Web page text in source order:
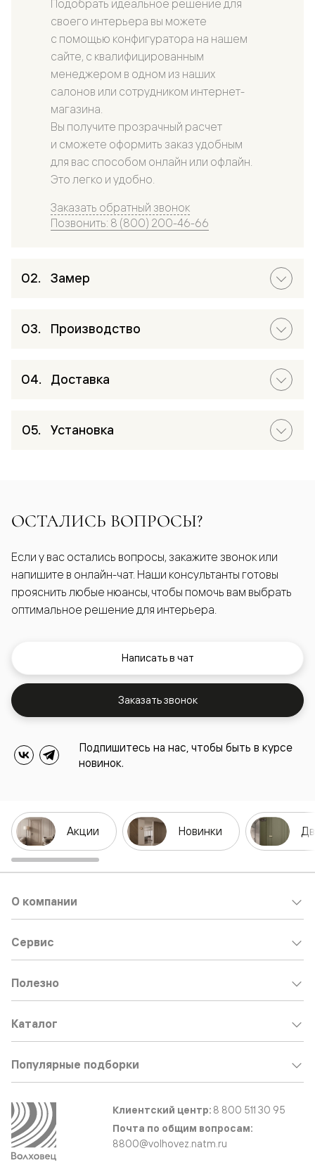
Подобрать идеальное решение для
своего интерьера вы можете
с помощью конфигуратора на нашем
сайте, с квалифицированным
менеджером в одном из наших
салонов или сотрудником интернет-
магазина.
Вы получите прозрачный расчет
и сможете оформить заказ удобным
для вас способом онлайн или офлайн.
Это легко и удобно.
Заказать обратный звонок
Позвонить: 8 (800) 200-46-66
Замер
Производство
Доставка
Установка
ОСТАЛИСЬ ВОПРОСЫ?
Если у вас остались вопросы, закажите звонок или
напишите в онлайн-чат. Наши консультанты готовы
прояснить любые нюансы, чтобы помочь вам выбрать
оптимальное решение для интерьера.
Написать в чат
Заказать звонок
Подпишитесь на нас, чтобы быть в курсе
новинок.
Акции Новинки
О компании
Сервис
Полезно
Каталог
Популярные подборки
Клиентский центр: 8 800 511 30 95
Почта по общим вопросам:
8800@volhovez.natm.ru